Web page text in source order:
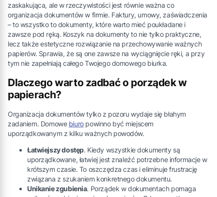
zaskakująca, ale w rzeczywistości jest równie ważna co
organizacja dokumentów w firmie. Faktury, umowy, zaświadczenia
– to wszystko to dokumenty, które warto mieć poukładane i
zawsze pod ręką. Koszyk na dokumenty to nie tylko praktyczne,
lecz także estetyczne rozwiązanie na przechowywanie ważnych
papierów. Sprawia, że są one zawsze na wyciągnięcie ręki, a przy
tym nie zapełniają całego Twojego domowego biurka.
Dlaczego warto zadbać o porządek w
papierach?
Organizacja dokumentów tylko z pozoru wydaje się błahym
zadaniem. Domowe biuropowinno być miejscem
uporządkowanym z kilku ważnych powodów.
Łatwiejszy dostęp. Kiedy wszystkie dokumenty są
uporządkowane, łatwiej jest znaleźć potrzebne informacje w
krótszym czasie. To oszczędza czas i eliminuje frustrację
związana z szukaniem konkretnego dokumentu.
Unikanie zgubienia. Porządek w dokumentach pomaga